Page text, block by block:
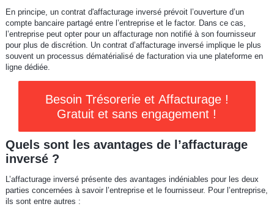
En principe, un contrat d'affacturage inversé prévoit l’ouverture d’un
compte bancaire partagé entre l’entreprise et le factor. Dans ce cas,
l’entreprise peut opter pour un affacturage non notifié à son fournisseur
pour plus de discrétion. Un contrat d’affacturage inversé implique le plus
souvent un processus dématérialisé de facturation via une plateforme en
ligne dédiée.
Besoin Trésorerie et Affacturage !
Gratuit et sans engagement !
Quels sont les avantages de l’affacturage
inversé ?
L’affacturage inversé présente des avantages indéniables pour les deux
parties concernées à savoir l’entreprise et le fournisseur. Pour l’entreprise,
ils sont entre autres :